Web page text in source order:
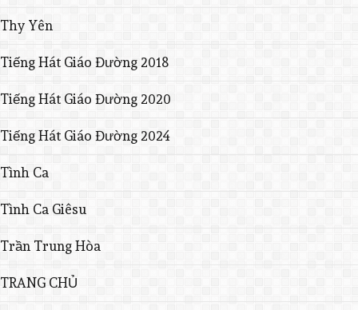
Thy Yên
Tiếng Hát Giáo Đường 2018
Tiếng Hát Giáo Đường 2020
Tiếng Hát Giáo Đường 2024
Tình Ca
Tình Ca Giêsu
Trần Trung Hòa
TRANG CHỦ